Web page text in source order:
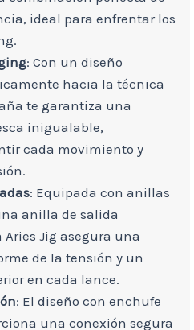
ideal para enfrentar los
: Con un diseño
hacia la técnica
te garantiza una
inigualable,
cada movimiento y
: Equipada con anillas
anilla de salida
Jig asegura una
de la tensión y un
en cada lance.
: El diseño con enchufe
una conexión segura